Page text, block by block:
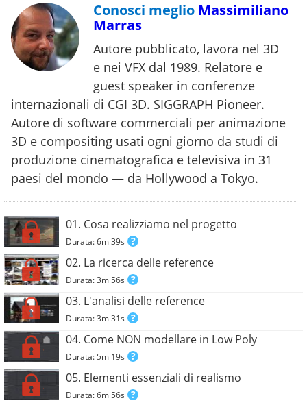
Conosci meglio Massimiliano
Marras
Autore pubblicato, lavora nel 3D
e nei VFX dal 1989. Relatore e
guest speaker in conferenze
internazionali di CGI 3D. SIGGRAPH Pioneer.
Autore di software commerciali per animazione
3D e compositing usati ogni giorno da studi di
produzione cinematografica e televisiva in 31
paesi del mondo — da Hollywood a Tokyo.
01. Cosa realizziamo nel progetto
Durata: 6m 39s
02. La ricerca delle reference
Durata: 3m 56s
03. L'analisi delle reference
Durata: 3m 31s
04. Come NON modellare in Low Poly
Durata: 5m 19s
05. Elementi essenziali di realismo
Durata: 6m 56s